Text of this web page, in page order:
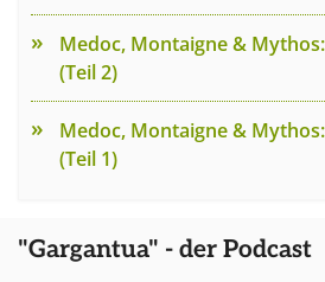
Medoc, Montaigne &
(Teil 2)
Medoc, Montaigne &
(Teil 1)
"Gargantua" - der Podcast